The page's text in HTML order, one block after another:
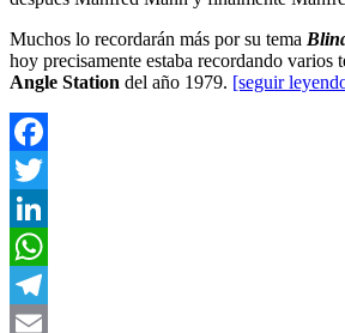
Muchos lo recordarán más por su tema
hoy precisamente estaba recordando varios
Angle Station del año 1979. [seguir
Facebook
Twitter
LinkedIn
WhatsApp
Telegram